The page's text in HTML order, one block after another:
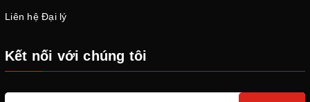
Liên hệ Đại lý
Kết nối với chúng tôi